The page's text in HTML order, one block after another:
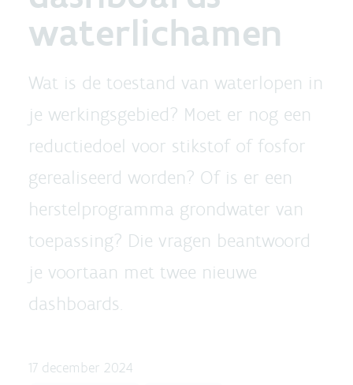
waterlichamen
Wat is de toestand van waterlopen in
je werkingsgebied? Moet er nog een
reductiedoel voor stikstof of fosfor
gerealiseerd worden? Of is er een
herstelprogramma grondwater van
toepassing? Die vragen beantwoord
je voortaan met twee nieuwe
dashboards.
17 december 2024